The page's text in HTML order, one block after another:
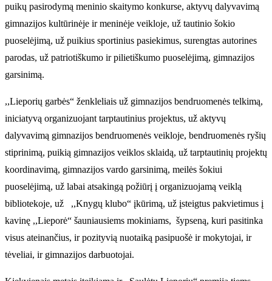
puikų pasirodymą meninio skaitymo konkurse, aktyvų dalyvavimą
gimnazijos kultūrinėje ir meninėje veikloje, už tautinio šokio
puoselėjimą, už puikius sportinius pasiekimus, surengtas autorines
parodas, už patriotiškumo ir pilietiškumo puoselėjimą, gimnazijos
garsinimą.
,,Lieporių garbės“ ženkleliais už gimnazijos bendruomenės telkimą,
iniciatyvą organizuojant tarptautinius projektus, už aktyvų
dalyvavimą gimnazijos bendruomenės veikloje, bendruomenės ryšių
stiprinimą, puikią gimnazijos veiklos sklaidą, už tarptautinių projektų
koordinavimą, gimnazijos vardo garsinimą, meilės šokiui
puoselėjimą, už labai atsakingą požiūrį į organizuojamą veiklą
bibliotekoje, už ,,Knygų klubo“ įkūrimą, už įsteigtus pakvietimus į
kavinę ,,Lieporė“ šauniausiems mokiniams, šypseną, kuri pasitinka
visus ateinančius, ir pozityvią nuotaiką pasipuošė ir mokytojai, ir
tėveliai, ir gimnazijos darbuotojai.